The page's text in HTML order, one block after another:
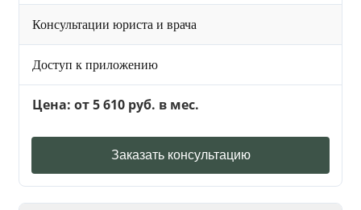
Консультации юриста и врача
Доступ к приложению
Цена: от 5 610 руб. в мес.
Заказать консультацию